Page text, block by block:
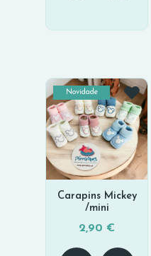
Novidade
Carapins Mickey
/mini
2,90 €